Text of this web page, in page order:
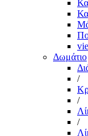
Δωμάτιο
/
/
/